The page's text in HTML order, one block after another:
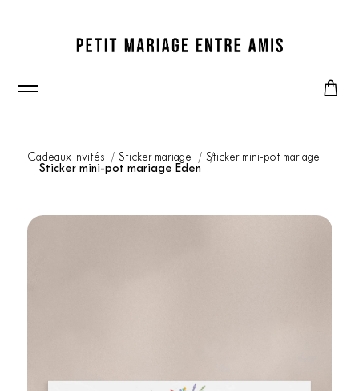
Cadeaux invités Sticker mariage
Sticker mini-pot mariage
Sticker mini-pot mariage Eden